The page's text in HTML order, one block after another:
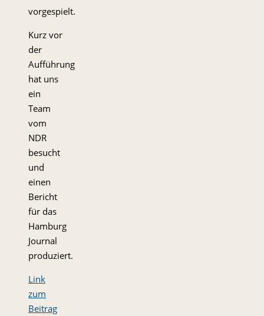
vorgespielt.
Kurz vor
der
Aufführung
hat uns
ein
Team
vom
NDR
besucht
und
einen
Bericht
für das
Hamburg
Journal
produziert.
Link
zum
Beitrag